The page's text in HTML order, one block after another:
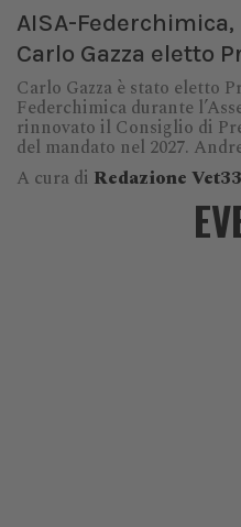
AISA-
Carlo Gazza eletto
Carlo Gazza è stato eletto
Federchimica durante
rinnovato il Consiglio di
del mandato nel 2027.
A cura di Redazione Vet33